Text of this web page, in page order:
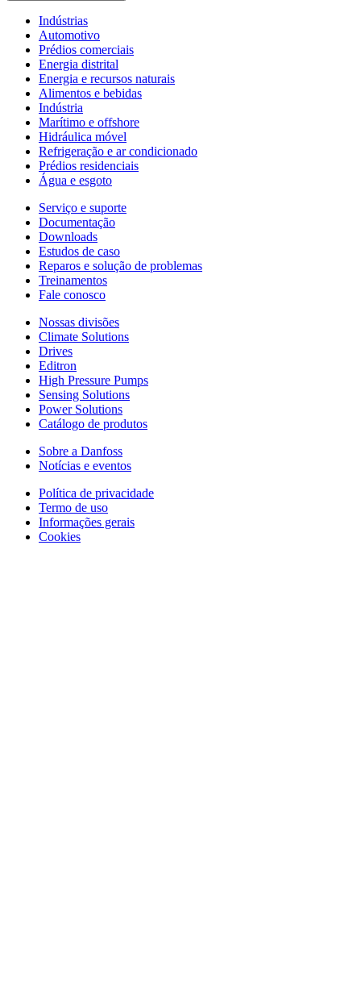
Indústrias
Automotivo
Prédios comerciais
Energia distrital
Energia e recursos naturais
Alimentos e bebidas
Indústria
Marítimo e offshore
Hidráulica móvel
Refrigeração e ar condicionado
Prédios residenciais
Água e esgoto
Serviço e suporte
Documentação
Downloads
Estudos de caso
Reparos e solução de problemas
Treinamentos
Fale conosco
Nossas divisões
Climate Solutions
Drives
Editron
High Pressure Pumps
Sensing Solutions
Power Solutions
Catálogo de produtos
Sobre a Danfoss
Notícias e eventos
Política de privacidade
Termo de uso
Informações gerais
Cookies